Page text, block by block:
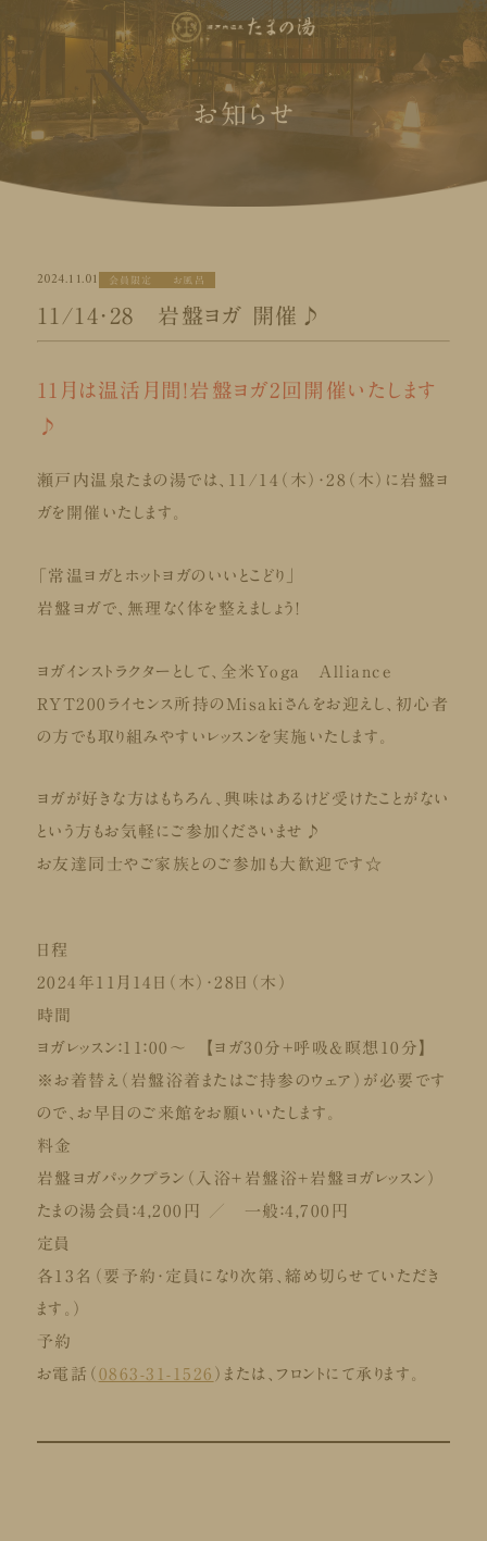
お知らせ
2024.11.01 会員限定 お風呂
11/14・28 岩盤ヨガ 開催♪
11月は温活月間！岩盤ヨガ2回開催いたします
♪
瀬戸内温泉たまの湯では、11/14（木）・28（木）に岩盤ヨ
ガを開催いたします。
「常温ヨガとホットヨガのいいとこどり」
岩盤ヨガで、無理なく体を整えましょう！
ヨガインストラクターとして、全米Yoga Alliance
RYT200ライセンス所持のMisakiさんをお迎えし、初心者
の方でも取り組みやすいレッスンを実施いたします。
ヨガが好きな方はもちろん、興味はあるけど受けたことがない
という方もお気軽にご参加くださいませ♪
お友達同士やご家族とのご参加も大歓迎です☆
日程
2024年11月14日（木）・28日（木）
時間
ヨガレッスン：11：00～ 【ヨガ30分+呼吸&瞑想10分】
※お着替え（岩盤浴着またはご持参のウェア）が必要です
ので、お早目のご来館をお願いいたします。
料金
岩盤ヨガパックプラン（入浴＋岩盤浴+岩盤ヨガレッスン）
たまの湯会員：4,200円 ／ 一般：4,700円
定員
各13名（要予約・定員になり次第、締め切らせていただき
ます。）
予約
お電話（ 0863-31-1526 ）または、フロントにて承ります。